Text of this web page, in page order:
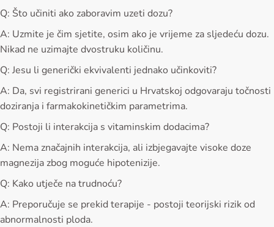
Q: Što učiniti ako zaboravim uzeti dozu?
A: Uzmite je čim sjetite, osim ako je vrijeme za sljedeću dozu.
Nikad ne uzimajte dvostruku količinu.
Q: Jesu li generički ekvivalenti jednako učinkoviti?
A: Da, svi registrirani generici u Hrvatskoj odgovaraju točnosti
doziranja i farmakokinetičkim parametrima.
Q: Postoji li interakcija s vitaminskim dodacima?
A: Nema značajnih interakcija, ali izbjegavajte visoke doze
magnezija zbog moguće hipotenizije.
Q: Kako utječe na trudnoću?
A: Preporučuje se prekid terapije - postoji teorijski rizik od
abnormalnosti ploda.